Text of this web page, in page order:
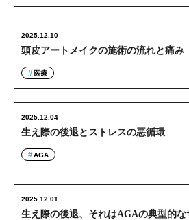
頭皮アートメイクの施術の流れと痛み
2025.12.10
医療
生え際の後退とストレスの悪循環
2025.12.04
AGA
生え際の後退、それはAGAの典型的な
2025.12.01